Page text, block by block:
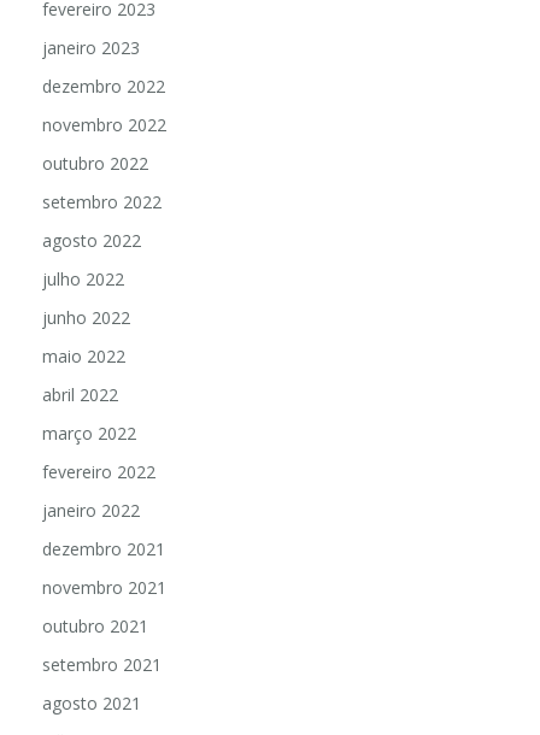
fevereiro 2023
janeiro 2023
dezembro 2022
novembro 2022
outubro 2022
setembro 2022
agosto 2022
julho 2022
junho 2022
maio 2022
abril 2022
março 2022
fevereiro 2022
janeiro 2022
dezembro 2021
novembro 2021
outubro 2021
setembro 2021
agosto 2021